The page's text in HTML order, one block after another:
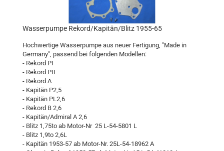
Wasserpumpe Rekord/Kapitän/Blitz 1955-65
Hochwertige Wasserpumpe aus neuer Fertigung, "Made in
Germany", passend bei folgenden Modellen:
- Rekord PI
- Rekord PII
- Rekord A
- Kapitän P2,5
- Kapitän PL2,6
- Rekord B 2,6
- Kapitän/Admiral A 2,6
- Blitz 1,75to ab Motor-Nr 25 L-54-5801 L
- Blitz 1,9to 2,6L
- Kapitän 1953-57 ab Motor-Nr. 25L-54-18962 A